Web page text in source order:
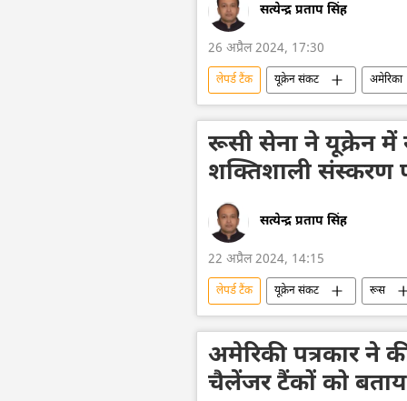
सत्येन्द्र प्रताप सिंह
26 अप्रैल 2024, 17:30
लेपर्ड टैंक यूक्रेन संकट अमेरिका
यूक्रेन का जवाबी हमला
यूक्रेन
मिसाइल विध्वंसक
रूसी सेना
रूसी सेना ने यूक्रेन में
शक्तिशाली संस्करण
सत्येन्द्र प्रताप सिंह
22 अप्रैल 2024, 14:15
लेपर्ड टैंक यूक्रेन संकट रूस
रूसी सैन्य तकनीक
सैन्य प्रौद्योगिकी
हथियारों की आपूर्ति
सामूहिक पश्चिम
अमेरिकी पत्रकार ने
चैलेंजर टैंकों को